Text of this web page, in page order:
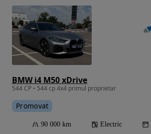
BMW i4 M50 xDrive
544 CP • 544 cp 4x4 primul proprietar
Promovat
90 000 km Electric